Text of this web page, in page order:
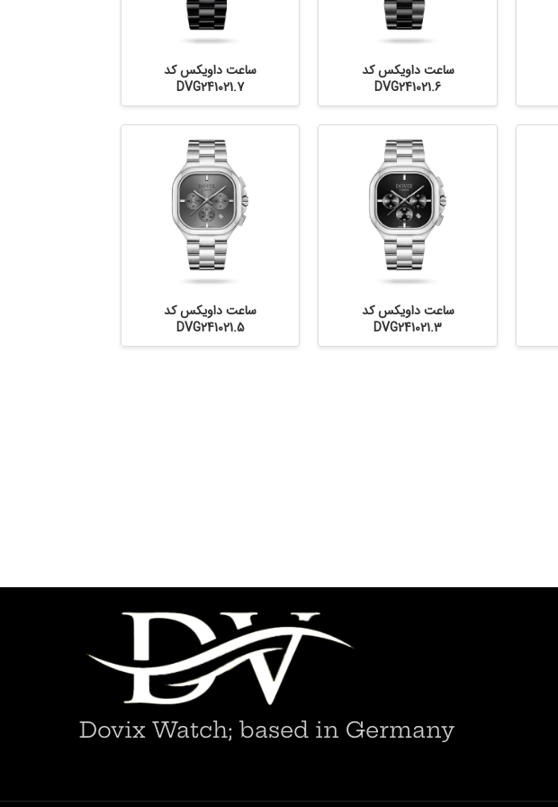
ساعت داویکس کد
DVG241021.6
ساعت داویکس کد
DVG241021.7
ساعت داویکس کد
DVG241021.3
ساعت داویکس کد
DVG241021.5
Dovix Watch; based in Germany